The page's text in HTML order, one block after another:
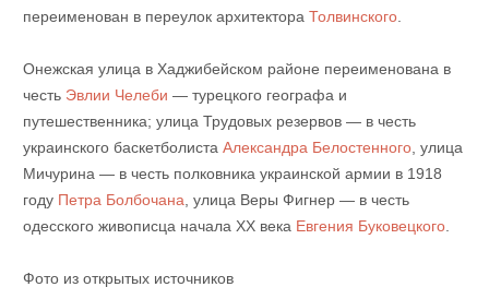
переименован в переулок архитектора Толвинского.
Онежская улица в Хаджибейском районе переименована в
честь Эвлии Челеби — турецкого географа и
путешественника; улица Трудовых резервов — в честь
украинского баскетболиста Александра Белостенного, улица
Мичурина — в честь полковника украинской армии в 1918
году Петра Болбочана , улица Веры Фигнер — в честь
одесского живописца начала ХХ века Евгения Буковецкого.
Фото из открытых источников